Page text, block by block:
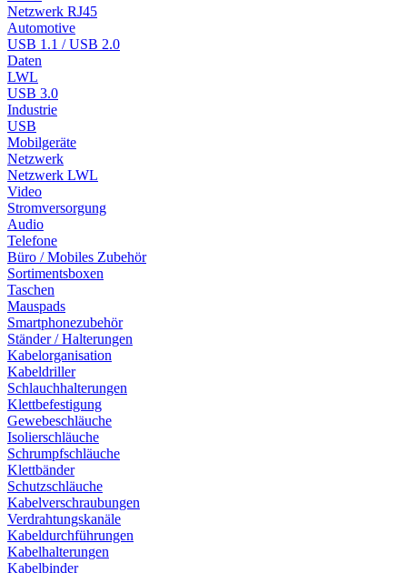
Netzwerk RJ45
Automotive
USB 1.1 / USB 2.0
Daten
LWL
USB 3.0
Industrie
USB
Mobilgeräte
Netzwerk
Netzwerk LWL
Video
Stromversorgung
Audio
Telefone
Büro / Mobiles Zubehör
Sortimentsboxen
Taschen
Mauspads
Smartphonezubehör
Ständer / Halterungen
Kabelorganisation
Kabeldriller
Schlauchhalterungen
Klettbefestigung
Gewebeschläuche
Isolierschläuche
Schrumpfschläuche
Klettbänder
Schutzschläuche
Kabelverschraubungen
Verdrahtungskanäle
Kabeldurchführungen
Kabelhalterungen
Kabelbinder